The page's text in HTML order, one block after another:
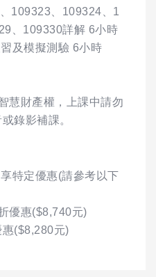
109323、109324、1
、109330詳解 6小時
及模擬測驗 6小時
慧財產權，上課中請勿
錄影補課。
特定優惠(請參考以下
優惠($8,740元)
($8,280元)